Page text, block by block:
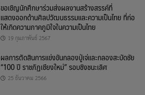
ขอเชิญนักศึกษาร่วมส่งผลงานสร้างสรรค์ที่
แสดงออกด้านศิลปวัฒนธรรมและความเป็นไทย ที่ก่อ
ให้เกิดความภาคภูมิใจในความเป็นไทย
19 กุมภาพันธ์ 2567
ผลการตัดสินการแข่งขันกลองปู่เจ่และกลองสะบัดชัย
“100 ปี ราชภัฏเชียงใหม่” รอบชิงชนะเลิศ
25 ธันวาคม 2566